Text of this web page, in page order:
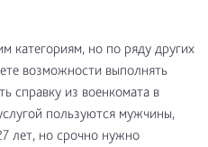
категориям, но по ряду других
возможности выполнять
справку из военкомата в
пользуются мужчины,
лет, но срочно нужно